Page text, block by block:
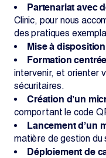
Partenariat avec
Clinic, pour nous
des pratiques
Mise à
Formation
intervenir, et orienter
sécuritaires.
Création d’un
comportant le code
Lancement d’un
matière de gestion du
Déploiement de